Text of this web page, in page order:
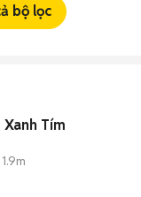
bộ lọc
Tím